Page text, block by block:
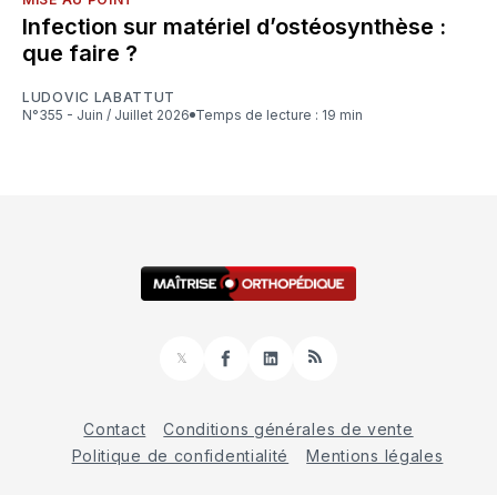
Infection sur matériel d’ostéosynthèse :
que faire ?
LUDOVIC LABATTUT
N°355 - Juin / Juillet 2026
Temps de lecture : 19 min
𝕏
FacebookLinkedInRSS
Contact
Conditions générales de vente
Politique de confidentialité
Mentions légales